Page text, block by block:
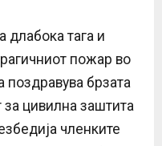
длабока тага и
пожар во
поздравува брзата
цивилна заштита
членките